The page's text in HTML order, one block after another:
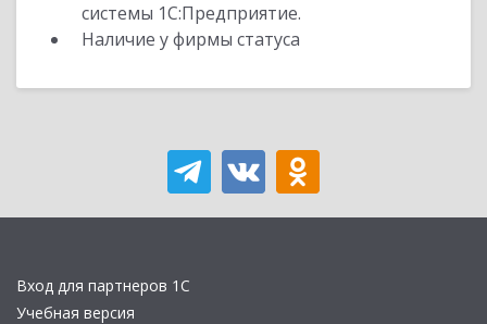
системы 1С:Предприятие.
Наличие у фирмы статуса
Вход для партнеров 1С
Учебная версия